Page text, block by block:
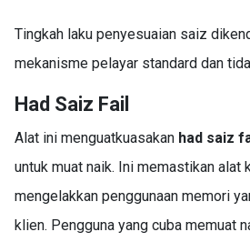
Tingkah laku penyesuaian saiz
mekanisme pelayar standard dan
Had Saiz Fail
Alat ini menguatkuasakan had saiz
untuk muat naik. Ini memastikan alat
mengelakkan penggunaan memori
klien. Pengguna yang cuba memuat